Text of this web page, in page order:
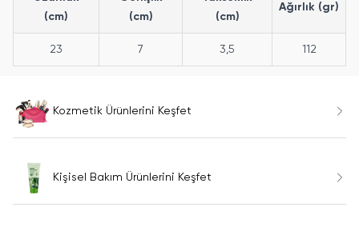
(cm)
(cm)
(cm)
Ağırlık (gr)
23 7 3,5 112
Kozmetik Ürünlerini Keşfet
Kişisel Bakım Ürünlerini Keşfet